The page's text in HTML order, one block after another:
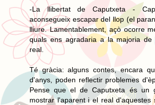
-La llibertat de Caputxeta -
aconsegueix escapar del llop (el
lliure. Lamentablement, açò ocorre
quals ens agradaria a la majoria
real.
Té gràcia: alguns contes, encara
d'anys, poden reflectir problemes
Pense que el de Caputxeta és un
mostrar l'aparent i el real d'aquestes